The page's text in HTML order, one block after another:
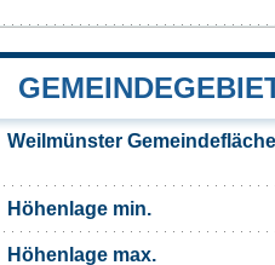
Weilmünster Gemeindefläche
Höhenlage min.
Höhenlage max.